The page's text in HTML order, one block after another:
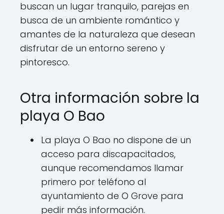
buscan un lugar tranquilo, parejas en
busca de un ambiente romántico y
amantes de la naturaleza que desean
disfrutar de un entorno sereno y
pintoresco.
Otra información sobre la
playa O Bao
La playa O Bao no dispone de un
acceso para discapacitados,
aunque recomendamos llamar
primero por teléfono al
ayuntamiento de O Grove para
pedir más información.